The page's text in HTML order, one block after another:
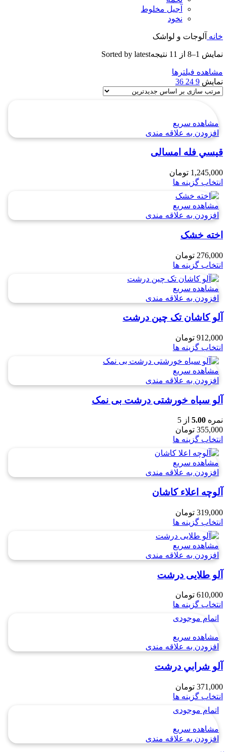
آجیل مخلوط
نخود
خانه آلوجات و لواشک
نمایش 1–8 از 11 نتیجه Sorted by latest
مشاهده فیلترها
نمایش 9
24
36
مشاهده سریع
افزودن به علاقه مندی
قيسي فله امسالی
1,245,000 تومان
انتخاب گزینه ها
مشاهده سریع
افزودن به علاقه مندی
اخته خشک
276,000 تومان
انتخاب گزینه ها
مشاهده سریع
افزودن به علاقه مندی
آلو کاشان تک چین درشت
912,000 تومان
انتخاب گزینه ها
مشاهده سریع
افزودن به علاقه مندی
آلو سیاه خورشتی درشت بی نمک
نمره 5.00 از 5
355,000 تومان
انتخاب گزینه ها
مشاهده سریع
افزودن به علاقه مندی
آلوچه اعلاء کاشان
319,000 تومان
انتخاب گزینه ها
مشاهده سریع
افزودن به علاقه مندی
آلو طلایی درشت
610,000 تومان
انتخاب گزینه ها
اتمام موجودی
مشاهده سریع
افزودن به علاقه مندی
آلو شرابي درشت
371,000 تومان
انتخاب گزینه ها
اتمام موجودی
مشاهده سریع
افزودن به علاقه مندی